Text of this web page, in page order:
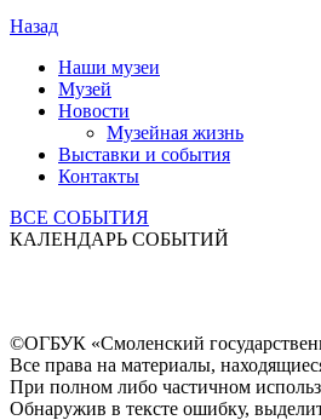
Назад
Наши музеи
Музей
Новости
Музейная жизнь
Выставки и события
Контакты
ВСЕ СОБЫТИЯ
КАЛЕНДАРЬ СОБЫТИЙ
©ОГБУК «Смоленский
Все права на материалы,
При полном либо частичном
Обнаружив в тексте ошибку,